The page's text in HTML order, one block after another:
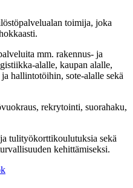
toimija, joka
mm. rakennus- ja
alalle, kaupan alalle,
hallintotöihin, sote-alalle sekä
rekrytointi, suorahaku,
tulityökorttikoulutuksia sekä
kehittämiseksi.